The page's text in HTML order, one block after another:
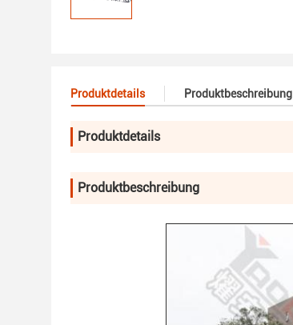
Produktdetails Produktbeschreibung
Produktdetails
Produktbeschreibung